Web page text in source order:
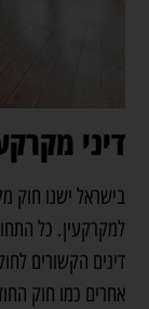
דיני
בישראל ישנו חוק
למקרקעין. כל
דינים הקשורים
אחרים כמו חוק